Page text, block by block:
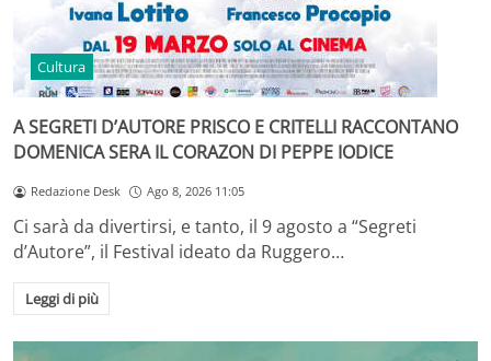
Cultura
A SEGRETI D’AUTORE PRISCO E CRITELLI RACCONTANO
DOMENICA SERA IL CORAZON DI PEPPE IODICE
Redazione Desk Ago 8, 2026 11:05
Ci sarà da divertirsi, e tanto, il 9 agosto a “Segreti
d’Autore”, il Festival ideato da Ruggero…
Leggi di più